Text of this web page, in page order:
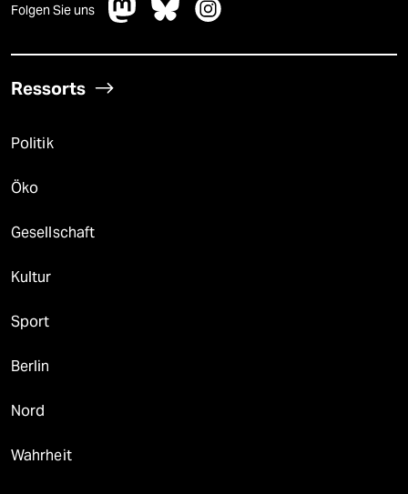
Folgen Sie uns
Ressorts
Politik
Öko
Gesellschaft
Kultur
Sport
Berlin
Nord
Wahrheit